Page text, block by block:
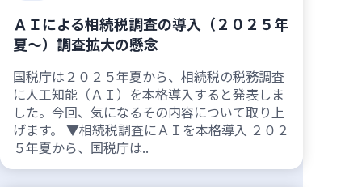
ＡＩによる相続税調査の導入（２０２５年
夏～）調査拡大の懸念
国税庁は２０２５年夏から、相続税の税務調査
に人工知能（ＡＩ）を本格導入すると発表しま
した。今回、気になるその内容について取り上
げます。 ▼相続税調査にＡＩを本格導入 ２０２
５年夏から、国税庁は..